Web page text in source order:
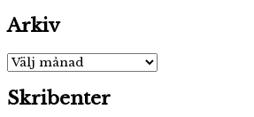
Arkiv
Arkiv
Skribenter